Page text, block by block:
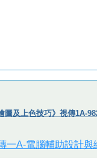
及上色技巧》視傳1A-
一A-電腦輔助設計與